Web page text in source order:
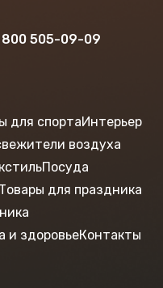
800 505-09-09
для спортаИнтерьер
воздуха
Посуда
Товары для праздника
и здоровьеКонтакты